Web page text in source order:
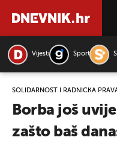
Vijesti Sport
SOLIDARNOST I RADNIČKA
Borba još
zašto baš
PRETRAŽITE VIJESTI